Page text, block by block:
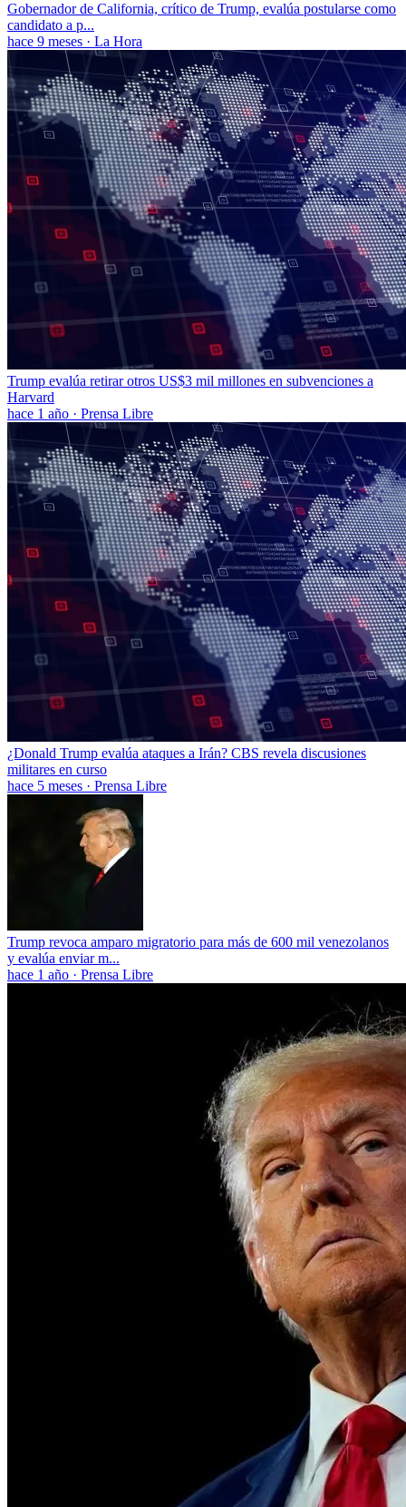
Gobernador de California, crítico de Trump, evalúa postularse como
candidato a p...
hace 9 meses · La Hora
Trump evalúa retirar otros US$3 mil millones en subvenciones a
Harvard
hace 1 año · Prensa Libre
¿Donald Trump evalúa ataques a Irán? CBS revela discusiones
militares en curso
hace 5 meses · Prensa Libre
Trump revoca amparo migratorio para más de 600 mil venezolanos
y evalúa enviar m...
hace 1 año · Prensa Libre